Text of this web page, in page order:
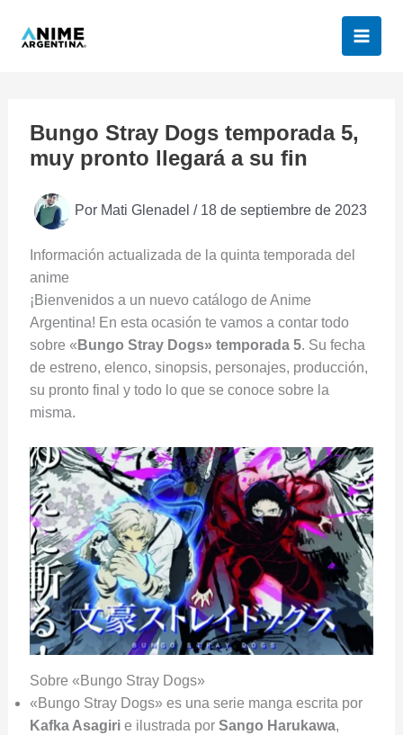
Bungo Stray Dogs temporada 5,
muy pronto llegará a su fin
Por Mati Glenadel / 18 de septiembre de 2023
Información actualizada de la quinta temporada del
anime
¡Bienvenidos a un nuevo catálogo de Anime
Argentina! En esta ocasión te vamos a contar todo
sobre « Bungo Stray Dogs» temporada 5. Su fecha
de estreno, elenco, sinopsis, personajes, producción,
su pronto final y todo lo que se conoce sobre la
misma.
Sobre «Bungo Stray Dogs»
«Bungo Stray Dogs» es una serie manga escrita por
Kafka Asagirie ilustrada por Sango Harukawa,